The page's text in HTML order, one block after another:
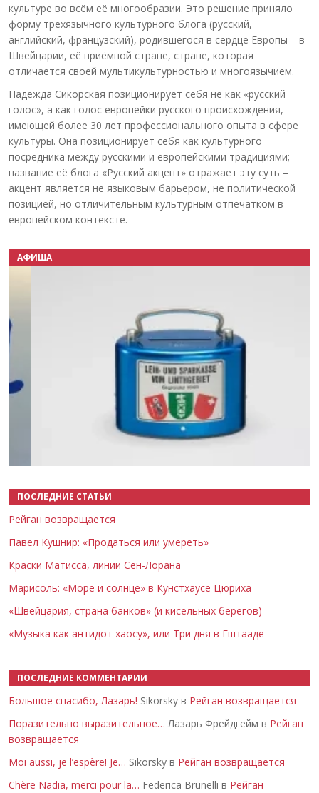
культуре во всём её многообразии. Это решение приняло
форму трёхязычного культурного блога (русский,
английский, французский), родившегося в сердце Европы – в
Швейцарии, её приёмной стране, стране, которая
отличается своей мультикультурностью и многоязычием.
Надежда Сикорская позиционирует себя не как «русский
голос», а как голос европейки русского происхождения,
имеющей более 30 лет профессионального опыта в сфере
культуры. Она позиционирует себя как культурного
посредника между русскими и европейскими традициями;
название её блога «Русский акцент» отражает эту суть –
акцент является не языковым барьером, не политической
позицией, но отличительным культурным отпечатком в
европейском контексте.
АФИША
ПОСЛЕДНИЕ СТАТЬИ
Рейган возвращается
Павел Кушнир: «Продаться или умереть»
Краски Матисса, линии Сен-Лорана
Марисоль: «Море и солнце» в Кунстхаусе Цюриха
«Швейцария, страна банков» (и кисельных берегов)
«Музыка как антидот хаосу», или Три дня в Гштааде
ПОСЛЕДНИЕ КОММЕНТАРИИ
Большое спасибо, Лазарь! Sikorsky в Рейган возвращается
Поразительно выразительное… Лазарь Фрейдгейм в Рейган
возвращается
Moi aussi, je l’espère! Je… Sikorsky в Рейган возвращается
Chère Nadia, merci pour la… Federica Brunelli в Рейган